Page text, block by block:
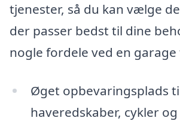
tjenester, så du kan vælge
der passer bedst til dine
nogle fordele ved en
Øget opbevaringsplads
haveredskaber, cykler